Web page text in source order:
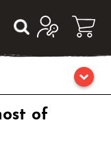
of